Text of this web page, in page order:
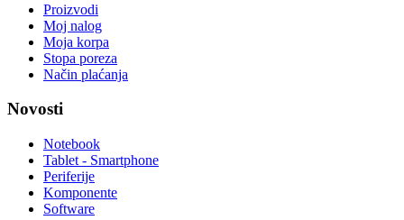
Proizvodi
Moj nalog
Moja korpa
Stopa poreza
Način plaćanja
Novosti
Notebook
Tablet - Smartphone
Periferije
Komponente
Software